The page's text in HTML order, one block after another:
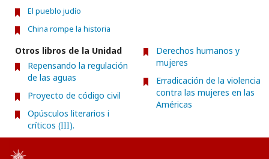
El pueblo judío
China rompe la historia
Otros libros de la Unidad
Repensando la regulación
de las aguas
Proyecto de código civil
Opúsculos literarios i
críticos (III).
Derechos humanos y
mujeres
Erradicación de la violencia
contra las mujeres en las
Américas